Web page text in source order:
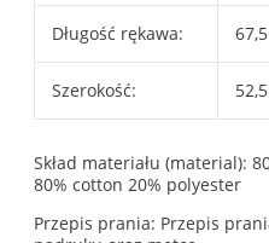
Długość rękawa: 67,5
Szerokość: 52,5
Skład materiału (material):
80% cotton 20% polyester
Przepis prania: Przepis